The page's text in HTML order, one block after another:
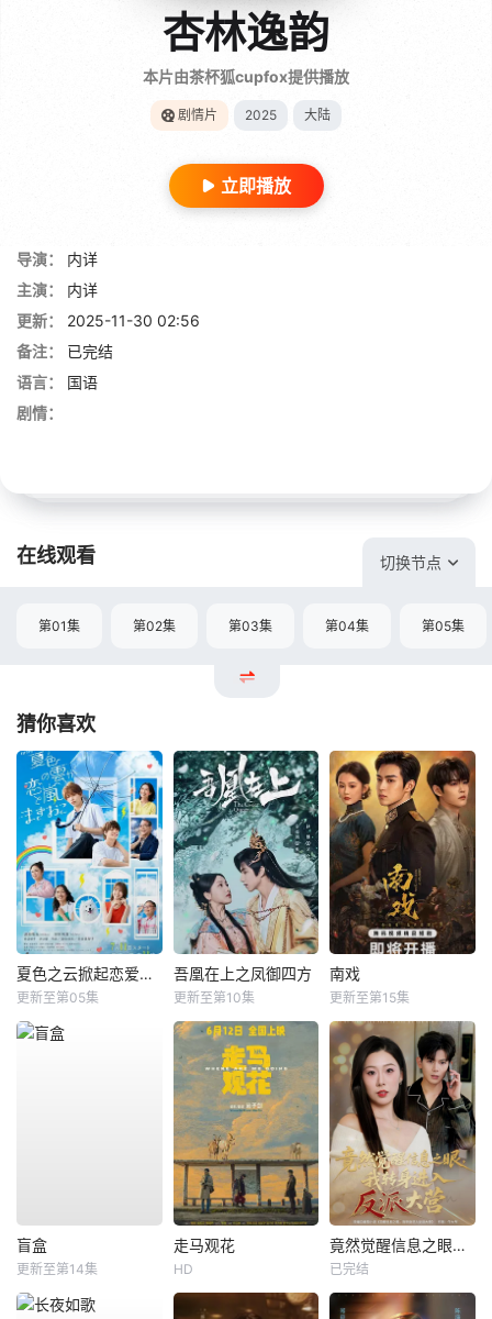
杏林逸韵
本片由茶杯狐cupfox提供播放
剧情片 2025 大陆
立即播放
导演：
内详
主演：
内详
更新：
2025-11-30 02:56
备注：
已完结
语言：
国语
剧情：
在线观看 切换节点
第01集 第02集 第03集 第04集 第05集
猜你喜欢
夏色之云掀起恋爱与风暴
更新至第05集
吾凰在上之凤御四方
更新至第10集
南戏
更新至第15集
盲盒
更新至第14集
走马观花
HD
竟然觉醒信息之眼，我转身进入反派大营
已完结